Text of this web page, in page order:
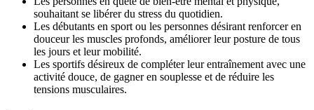
souhaitant se libérer du stress du quotidien.
Les débutants en sport ou les personnes désirant renforcer en
douceur les muscles profonds, améliorer leur posture de tous
les jours et leur mobilité.
Les sportifs désireux de compléter leur entraînement avec une
activité douce, de gagner en souplesse et de réduire les
tensions musculaires.